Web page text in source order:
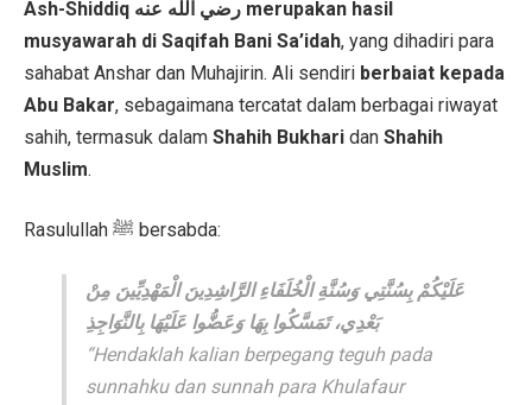
Ash-Shiddiq رضي الله عنه merupakan hasil
musyawarah di Saqifah Bani Sa’idah, yang dihadiri para
sahabat Anshar dan Muhajirin. Ali sendiri berbaiat kepada
Abu Bakar, sebagaimana tercatat dalam berbagai riwayat
sahih, termasuk dalam Shahih Bukhari dan Shahih
Muslim.
Rasulullah ﷺ bersabda:
عَلَيْكُمْ بِسُنَّتِي وَسُنَّةِ الْخُلَفَاءِ الرَّاشِدِينَ الْمَهْدِيِّينَ مِنْ
بَعْدِي، تَمَسَّكُوا بِهَا وَعَضُّوا عَلَيْهَا بِالنَّوَاجِذِ
“Hendaklah kalian berpegang teguh pada
sunnahku dan sunnah para Khulafaur